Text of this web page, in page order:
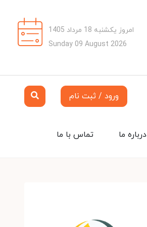
امروز یکشنبه 18 مرداد 1405
Sunday 09 August 2026
ورود / ثبت نام
تماس با ما درباره ما